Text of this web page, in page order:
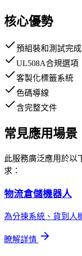
核心優勢
預組裝和測試完成
UL508A合規選項
客製化標籤系統
色碼導線
含完整文件
常見應用場景
此服務廣泛應用於以
求：
物流倉儲機器人
為分揀系統、貨到人
瞭解詳情